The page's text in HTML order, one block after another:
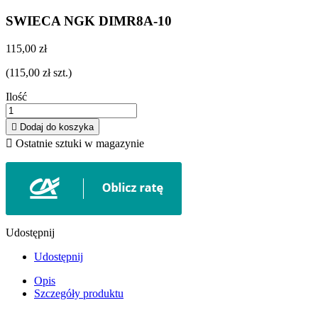
SWIECA NGK DIMR8A-10
115,00 zł
(115,00 zł szt.)
Ilość
 Dodaj do koszyka
 Ostatnie sztuki w magazynie
Udostępnij
Udostępnij
Opis
Szczegóły produktu